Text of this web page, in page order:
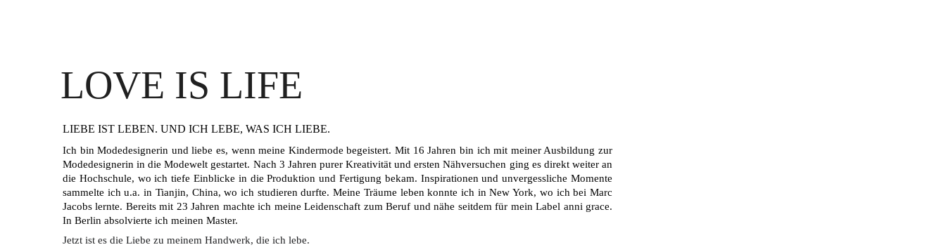
LOVE IS LIFE
LIEBE IST LEBEN. UND ICH LEBE, WAS ICH LIEBE.
Ich bin Modedesignerin und liebe es, wenn meine Kindermode begeistert. Mit 16 Jahren bin ich mit meiner Ausbildung zur
Modedesignerin in die Modewelt gestartet. Nach 3 Jahren purer Kreativität und ersten Nähversuchen ging es direkt weiter an
die Hochschule, wo ich tiefe Einblicke in die Produktion und Fertigung bekam. Inspirationen und unvergessliche Momente
sammelte ich u.a. in Tianjin, China, wo ich studieren durfte. Meine Träume leben konnte ich in New York, wo ich bei Marc
Jacobs lernte. Bereits mit 23 Jahren machte ich meine Leidenschaft zum Beruf und nähe seitdem für mein Label anni grace.
In Berlin absolvierte ich meinen Master.
​Jetzt ist es die Liebe zu meinem Handwerk, die ich lebe.